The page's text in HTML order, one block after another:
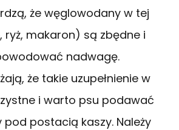
że węglowodany w tej
ryż, makaron) są zbędne i
nadwagę.
że takie uzupełnienie w
i warto psu podawać
postacią kaszy. Należy